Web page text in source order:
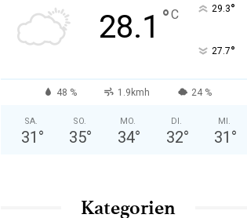
28.1 °C 29.3°
27.7°
48 % 1.9kmh 24 %
SA.
31 °
SO.
35°
MO.
34°
DI.
32°
MI.
31 °
Kategorien